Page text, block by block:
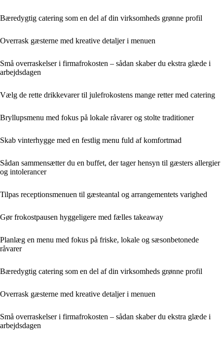
Bæredygtig catering som en del af din virksomheds grønne profil
Overrask gæsterne med kreative detaljer i menuen
Små overraskelser i firmafrokosten – sådan skaber du ekstra glæde i
arbejdsdagen
Vælg de rette drikkevarer til julefrokostens mange retter med catering
Bryllupsmenu med fokus på lokale råvarer og stolte traditioner
Skab vinterhygge med en festlig menu fuld af komfortmad
Sådan sammensætter du en buffet, der tager hensyn til gæsters allergier
og intolerancer
Tilpas receptionsmenuen til gæsteantal og arrangementets varighed
Gør frokostpausen hyggeligere med fælles takeaway
Planlæg en menu med fokus på friske, lokale og sæsonbetonede
råvarer
Bæredygtig catering som en del af din virksomheds grønne profil
Overrask gæsterne med kreative detaljer i menuen
Små overraskelser i firmafrokosten – sådan skaber du ekstra glæde i
arbejdsdagen